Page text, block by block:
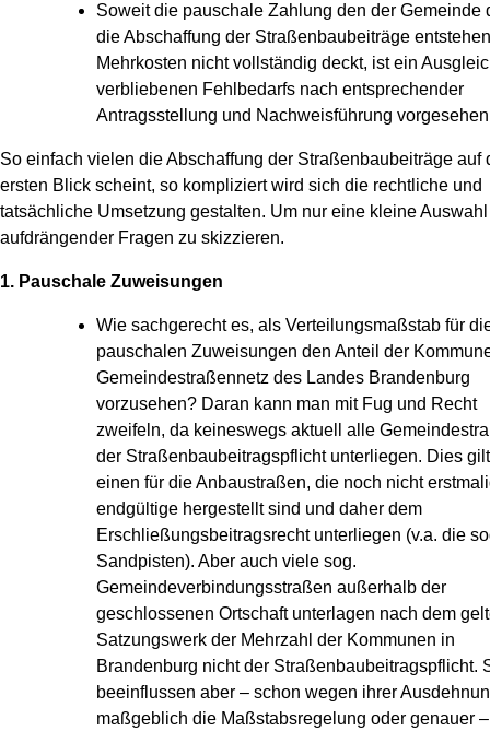
Soweit die pauschale Zahlung den der Gemeinde
die Abschaffung der Straßenbaubeiträge
Mehrkosten nicht vollständig deckt, ist ein
verbliebenen Fehlbedarfs nach entsprechender
Antragsstellung und Nachweisführung
So einfach vielen die Abschaffung der Straßenbaubeiträge auf
ersten Blick scheint, so kompliziert wird sich die rechtliche und
tatsächliche Umsetzung gestalten. Um nur eine kleine
aufdrängender Fragen zu skizzieren.
1. Pauschale Zuweisungen
Wie sachgerecht es, als Verteilungsmaßstab für
pauschalen Zuweisungen den Anteil der
Gemeindestraßennetz des Landes Brandenburg
vorzusehen? Daran kann man mit Fug und Recht
zweifeln, da keineswegs aktuell alle
der Straßenbaubeitragspflicht unterliegen. Dies
einen für die Anbaustraßen, die noch nicht
endgültige hergestellt sind und daher dem
Erschließungsbeitragsrecht unterliegen (v.a. die
Sandpisten). Aber auch viele sog.
Gemeindeverbindungsstraßen außerhalb der
geschlossenen Ortschaft unterlagen nach dem
Satzungswerk der Mehrzahl der Kommunen in
Brandenburg nicht der Straßenbaubeitragspflicht.
beeinflussen aber – schon wegen ihrer
maßgeblich die Maßstabsregelung oder genauer